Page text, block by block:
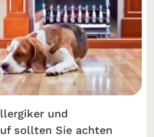
und
sollten Sie achten